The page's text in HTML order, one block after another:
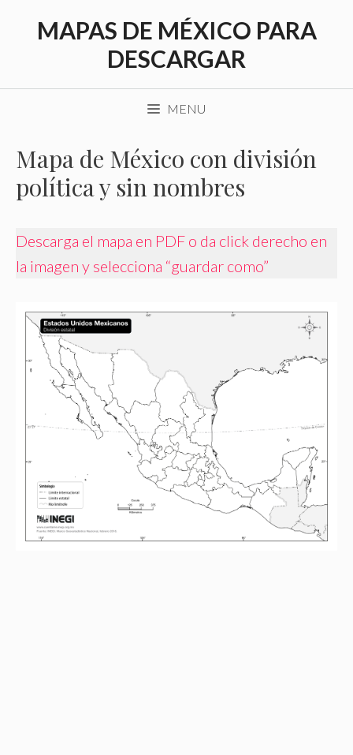
MAPAS DE MÉXICO PARA
DESCARGAR
MENU
Mapa de México con división
política y sin nombres
Descarga el mapa en PDF o da click derecho en
la imagen y selecciona “guardar como”